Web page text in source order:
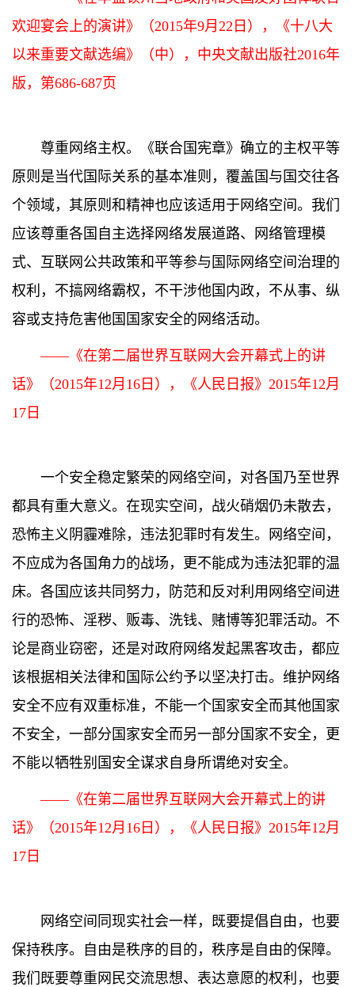
欢迎宴会上的演讲》（2015年9月22日），《十八大
以来重要文献选编》（中），中央文献出版社2016年
版，第686-687页
尊重网络主权。《联合国宪章》确立的主权平等
原则是当代国际关系的基本准则，覆盖国与国交往各
个领域，其原则和精神也应该适用于网络空间。我们
应该尊重各国自主选择网络发展道路、网络管理模
式、互联网公共政策和平等参与国际网络空间治理的
权利，不搞网络霸权，不干涉他国内政，不从事、纵
容或支持危害他国国家安全的网络活动。
——《在第二届世界互联网大会开幕式上的讲
话》（2015年12月16日），《人民日报》2015年12月
17日
一个安全稳定繁荣的网络空间，对各国乃至世界
都具有重大意义。在现实空间，战火硝烟仍未散去，
恐怖主义阴霾难除，违法犯罪时有发生。网络空间，
不应成为各国角力的战场，更不能成为违法犯罪的温
床。各国应该共同努力，防范和反对利用网络空间进
行的恐怖、淫秽、贩毒、洗钱、赌博等犯罪活动。不
论是商业窃密，还是对政府网络发起黑客攻击，都应
该根据相关法律和国际公约予以坚决打击。维护网络
安全不应有双重标准，不能一个国家安全而其他国家
不安全，一部分国家安全而另一部分国家不安全，更
不能以牺牲别国安全谋求自身所谓绝对安全。
——《在第二届世界互联网大会开幕式上的讲
话》（2015年12月16日），《人民日报》2015年12月
17日
网络空间同现实社会一样，既要提倡自由，也要
保持秩序。自由是秩序的目的，秩序是自由的保障。
我们既要尊重网民交流思想、表达意愿的权利，也要